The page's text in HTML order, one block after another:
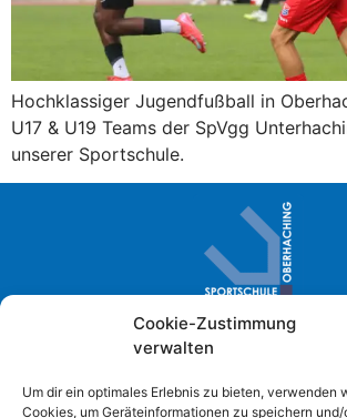
Cookie-Zustimmung
verwalten
Um dir ein optimales Erlebnis zu bieten, verwenden
Cookies, um Geräteinformationen zu speichern
Hochklassiger Jugendfußball in
U17 & U19 Teams der SpVgg
unserer Sportschule.
Sportschule Oberhaching · Im Loh 2
+49 (0) 89 61384-0